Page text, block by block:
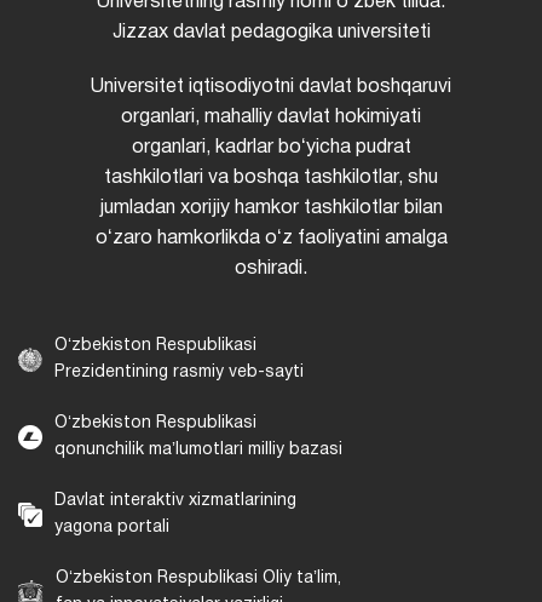
Jizzax davlat pedagogika universiteti
Universitet iqtisodiyotni davlat boshqaruvi
organlari, mahalliy davlat hokimiyati
organlari, kadrlar boʻyicha pudrat
tashkilotlari va boshqa tashkilotlar, shu
jumladan xorijiy hamkor tashkilotlar bilan
oʻzaro hamkorlikda oʻz faoliyatini amalga
oshiradi.
Oʻzbekiston Respublikasi
Prezidentining rasmiy veb-sayti
Oʻzbekiston Respublikasi
qonunchilik maʼlumotlari milliy bazasi
Davlat interaktiv xizmatlarining
yagona portali
Oʻzbekiston Respublikasi Oliy taʼlim,